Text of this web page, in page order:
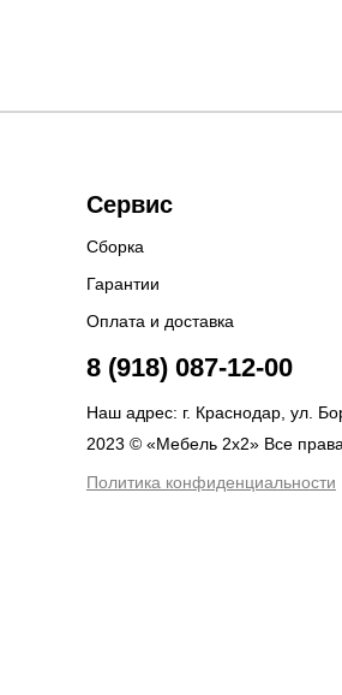
Сервис
Сборка
Гарантии
Оплата и доставка
8 (918) 087-12-00
Наш адрес: г. Краснодар, ул.
2023 © «Мебель 2x2» Все
Политика конфиденциальности